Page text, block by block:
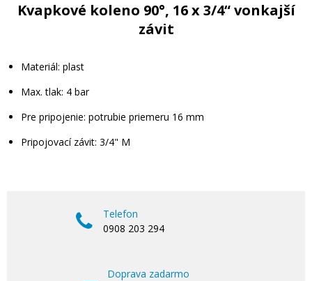
Kvapkové koleno 90°, 16 x 3/4“ vonkajší
závit
Materiál: plast
Max. tlak: 4 bar
Pre pripojenie: potrubie priemeru 16 mm
Pripojovací závit: 3/4" M
Telefon
0908 203 294
Doprava zadarmo